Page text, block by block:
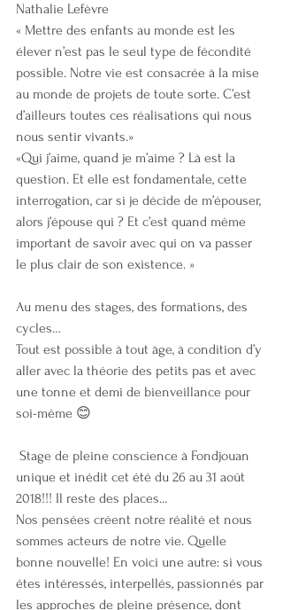
Nathalie Lefèvre
« Mettre des enfants au monde est les
élever n’est pas le seul type de fécondité
possible. Notre vie est consacrée à la mise
au monde de projets de toute sorte. C’est
d’ailleurs toutes ces réalisations qui nous
nous sentir vivants.»
«Qui j’aime, quand je m’aime ? Là est la
question. Et elle est fondamentale, cette
interrogation, car si je décide de m’épouser,
alors j’épouse qui ? Et c’est quand même
important de savoir avec qui on va passer
le plus clair de son existence. »
Au menu des stages, des formations, des
cycles…
Tout est possible à tout âge, à condition d’y
aller avec la théorie des petits pas et avec
une tonne et demi de bienveillance pour
soi-même 😊
unique et inédit cet été du 26 au 31 août
2018!!! Il reste des places...
Nos pensées créent notre réalité et nous
sommes acteurs de notre vie. Quelle
bonne nouvelle! En voici une autre: si vous
êtes intéressés, interpellés, passionnés par
les approches de pleine présence, dont